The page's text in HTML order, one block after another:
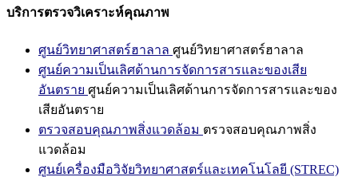
บริการตรวจวิเคราะห์คุณภาพ
ศูนย์วิทยาศาสตร์ฮาลาล ศูนย์วิทยาศาสตร์ฮาลาล
ศูนย์ความเป็นเลิศด้านการจัดการสารและของเสีย
อันตราย ศูนย์ความเป็นเลิศด้านการจัดการสารและของ
เสียอันตราย
ตรวจสอบคุณภาพสิ่งแวดล้อม ตรวจสอบคุณภาพสิ่ง
แวดล้อม
ศูนย์เครื่องมือวิจัยวิทยาศาสตร์และเทคโนโลยี (STREC)